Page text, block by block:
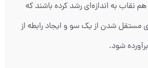
نقاب به اندازه‌ای رشد کرده باشند که
مستقل شدن از یک سو و ایجاد رابطه از
شود.